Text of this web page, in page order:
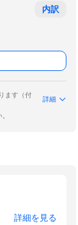
内訳
ます（付
詳細
詳細を見る